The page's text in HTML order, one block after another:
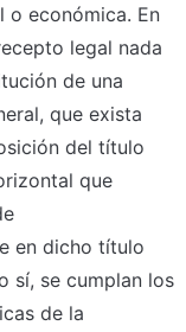
o económica. En
legal nada
de una
que exista
del título
que
en dicho título
sí, se cumplan los
de la